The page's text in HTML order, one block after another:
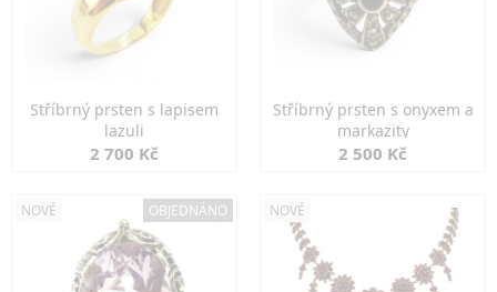
Stříbrný prsten s lapisem
lazuli
2 700 Kč
Stříbrný prsten s onyxem a
markazity
2 500 Kč
NOVÉ OBJEDNÁNO NOVÉ